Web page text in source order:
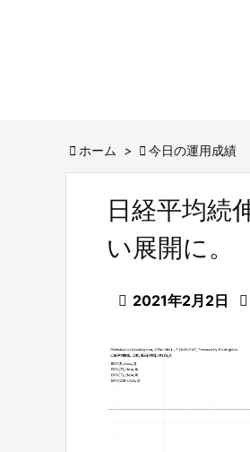
 ホーム >  今日の運用成績
日経平均続
い展開に。
 2021年2月2日 